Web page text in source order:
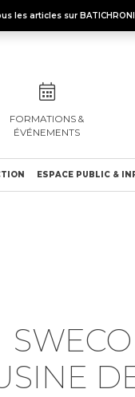
les articles sur
FORMATIONS &
ÉVÉNEMENTS
ESPACE PUBLIC &